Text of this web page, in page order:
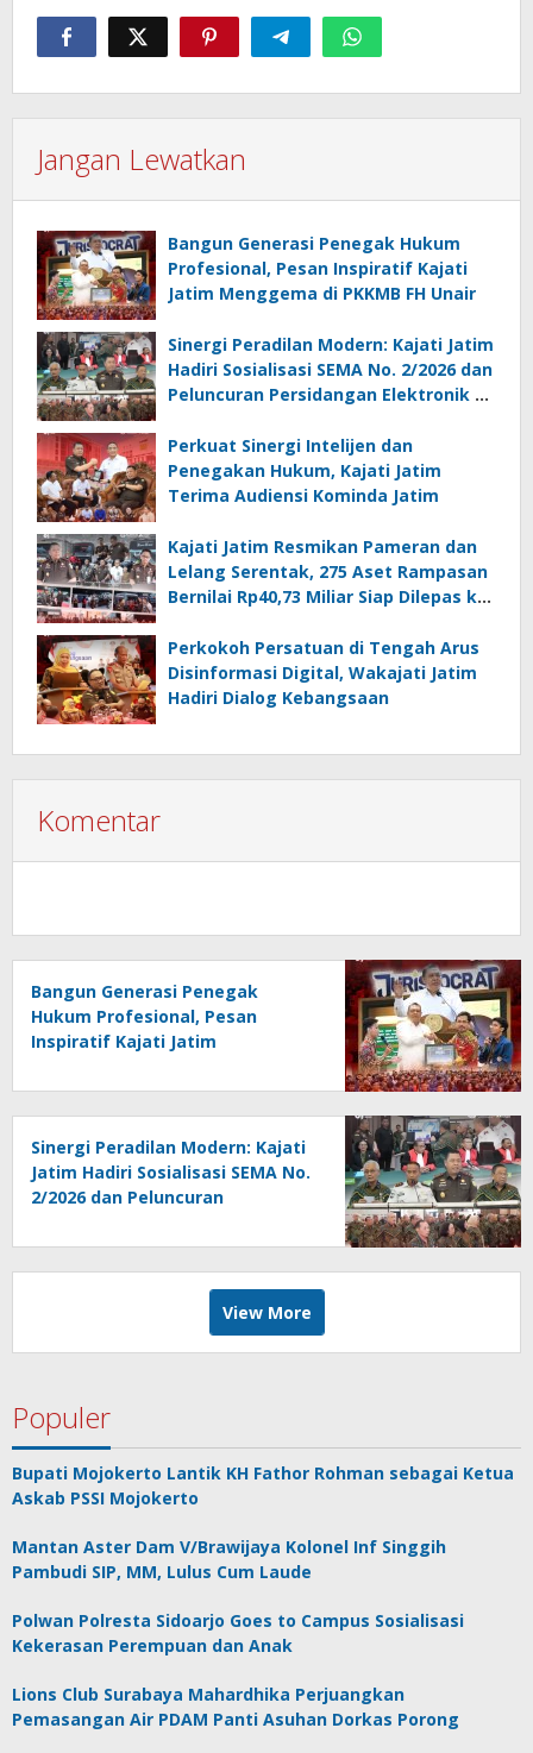
Jangan Lewatkan
Bangun Generasi Penegak Hukum
Profesional, Pesan Inspiratif Kajati
Jatim Menggema di PKKMB FH Unair
Sinergi Peradilan Modern: Kajati Jatim
Hadiri Sosialisasi SEMA No. 2/2026 dan
Peluncuran Persidangan Elektronik di
Perkuat Sinergi Intelijen dan
Penegakan Hukum, Kajati Jatim
Terima Audiensi Kominda Jatim
Kajati Jatim Resmikan Pameran dan
Lelang Serentak, 275 Aset Rampasan
Bernilai Rp40,73 Miliar Siap Dilepas ke
Perkokoh Persatuan di Tengah Arus
Disinformasi Digital, Wakajati Jatim
Hadiri Dialog Kebangsaan
Komentar
Bangun Generasi Penegak
Hukum Profesional, Pesan
Inspiratif Kajati Jatim
Sinergi Peradilan Modern: Kajati
Jatim Hadiri Sosialisasi SEMA No.
2/2026 dan Peluncuran
Surabaya
View More
Populer
Bupati Mojokerto Lantik KH Fathor Rohman sebagai Ketua
Askab PSSI Mojokerto
Mantan Aster Dam V/Brawijaya Kolonel Inf Singgih
Pambudi SIP, MM, Lulus Cum Laude
Polwan Polresta Sidoarjo Goes to Campus Sosialisasi
Kekerasan Perempuan dan Anak
Lions Club Surabaya Mahardhika Perjuangkan
Pemasangan Air PDAM Panti Asuhan Dorkas Porong